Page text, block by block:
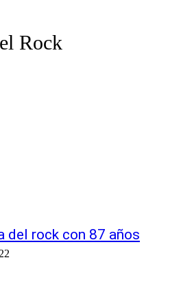
Rock
del rock con 87 años